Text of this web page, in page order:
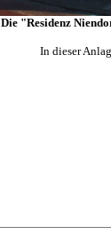
Die "Residenz
In dieser